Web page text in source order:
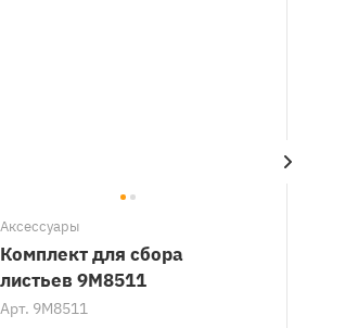
Аксессуары
Комплект для сбора
листьев 9M8511
Арт. 9M8511